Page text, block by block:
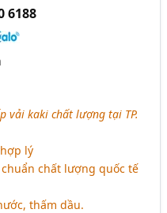
6188
vải kaki chất lượng tại TP.
lý
chất lượng quốc tế
thấm dầu.